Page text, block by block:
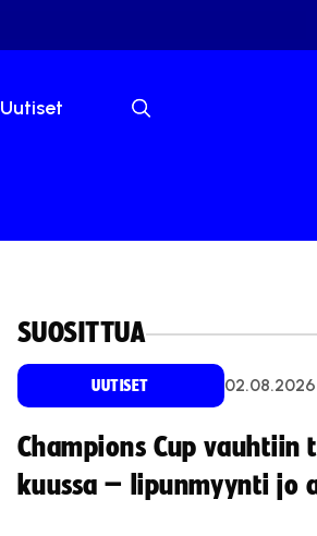
Uutiset
SUOSITTUA
UUTISET 02.08.2026
Champions Cup vauhtiin
kuussa – lipunmyynti jo